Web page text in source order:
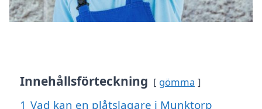
Innehållsförteckning gömma
1 Vad kan en plåtslagare i Munktorp